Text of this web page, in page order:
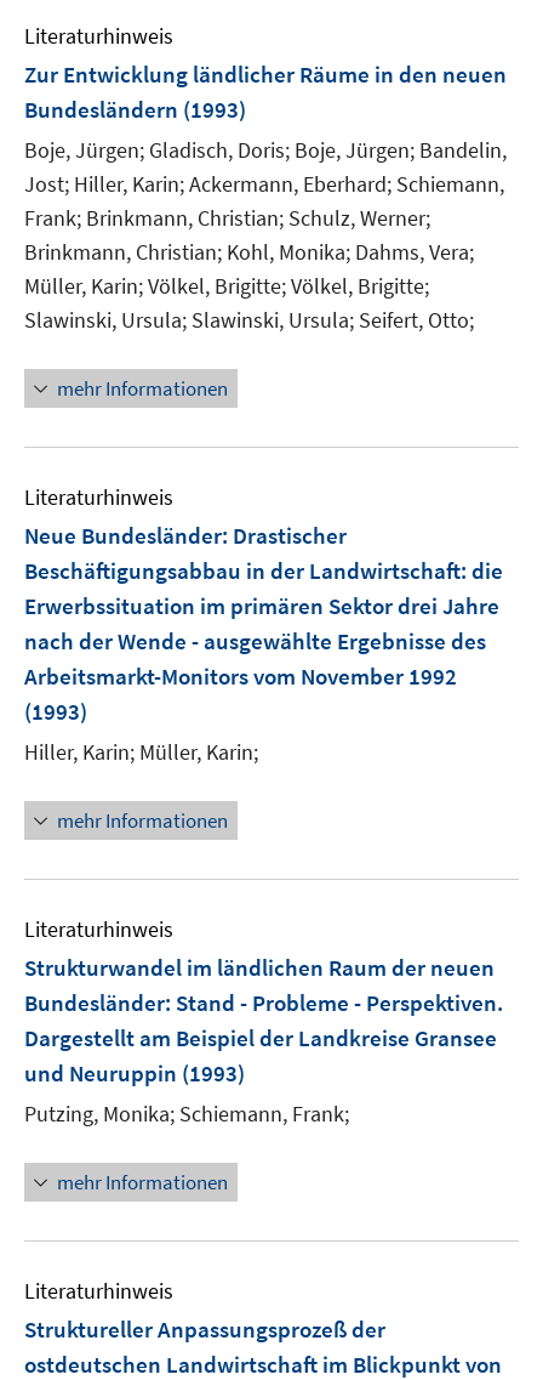
Literaturhinweis
Zur Entwicklung ländlicher Räume in den neuen
Bundesländern (1993)
Boje, Jürgen; Gladisch, Doris; Boje, Jürgen; Bandelin,
Jost; Hiller, Karin;Ackermann, Eberhard; Schiemann,
Frank; Brinkmann, Christian; Schulz, Werner;
Brinkmann, Christian; Kohl, Monika; Dahms, Vera;
Müller, Karin;Völkel, Brigitte;Völkel, Brigitte;
Slawinski, Ursula; Slawinski, Ursula; Seifert, Otto;
mehr Informationen
Literaturhinweis
Neue Bundesländer: Drastischer
Beschäftigungsabbau in der Landwirtschaft: die
Erwerbssituation im primären Sektor drei Jahre
nach der Wende - ausgewählte Ergebnisse des
Arbeitsmarkt-Monitors vom November 1992
(1993)
Hiller, Karin; Müller, Karin;
mehr Informationen
Literaturhinweis
Strukturwandel im ländlichen Raum der neuen
Bundesländer: Stand - Probleme - Perspektiven.
Dargestellt am Beispiel der Landkreise Gransee
und Neuruppin (1993)
Putzing, Monika; Schiemann, Frank;
mehr Informationen
Literaturhinweis
Struktureller Anpassungsprozeß der
ostdeutschen Landwirtschaft im Blickpunkt von